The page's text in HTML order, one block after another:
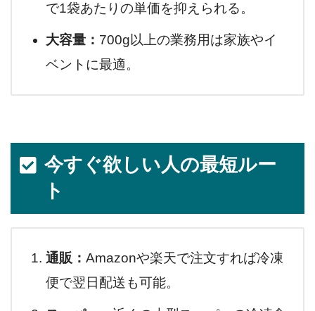
で1袋あたりの単価を抑えられる。
大容量： 700g以上の業務用は家族やイ
ベントに最適。
今すぐ欲しい人の最短ルー
ト
通販： Amazonや楽天で注文すれば冷凍
便で翌日配送も可能。